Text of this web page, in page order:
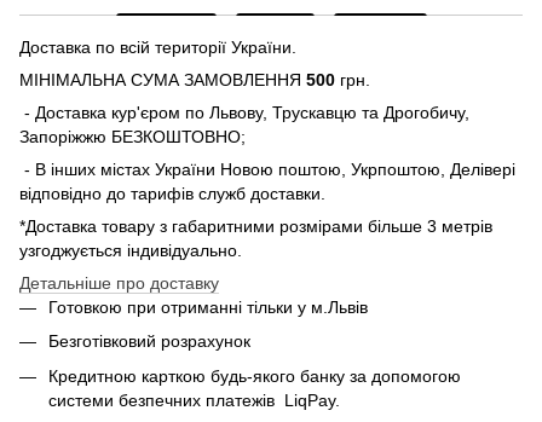
Доставка по всій території України.
МІНІМАЛЬНА СУМА ЗАМОВЛЕННЯ 500 грн.
- Доставка кур'єром по Львову, Трускавцю та Дрогобичу,
Запоріжжю БЕЗКОШТОВНО;
- В інших містах України Новою поштою, Укрпоштою, Делівері
відповідно до тарифів служб доставки.
*Доставка товару з габаритними розмірами більше 3 метрів
узгоджується індивідуально.
Детальніше про доставку
Готовкою при отриманні тільки у м.Львів
Безготівковий розрахунок
Кредитною карткою будь-якого банку за допомогою
системи безпечних платежів LiqPay.